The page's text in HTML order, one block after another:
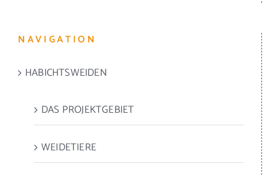
NAVIGATION
HABICHTSWEIDEN
DAS PROJEKTGEBIET
WEIDETIERE